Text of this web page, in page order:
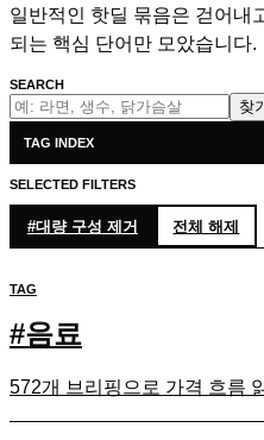
일반적인 핫딜 묶음은 걷어내
되는 핵심 단어만 모았습니다.
SEARCH
찾
TAG INDEX
SELECTED FILTERS
#대량 구성 제거 전체 해제
TAG
#음료
572개 브리핑으로 가격 흐름